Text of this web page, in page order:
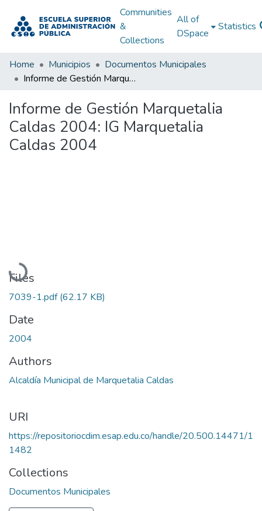
Communities
&
Collections
All of
DSpace
Statistics
Home Municipios
Documentos Municipales
Informe de Gestión Marquetalia Caldas 2004: IG Marquetalia Caldas 2004
Informe de Gestión Marquetalia
Caldas 2004: IG Marquetalia
Caldas 2004
Loading...
Files
7039-1.pdf(62.17 KB)
Date
2004
Authors
Alcaldía Municipal de Marquetalia Caldas
URI
https://repositoriocdim.esap.edu.co/handle/20.500.14471/1
1482
Collections
Documentos Municipales